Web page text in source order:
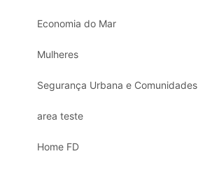
Economia do Mar
Mulheres
Segurança Urbana e Comunidades
area teste
Home FD